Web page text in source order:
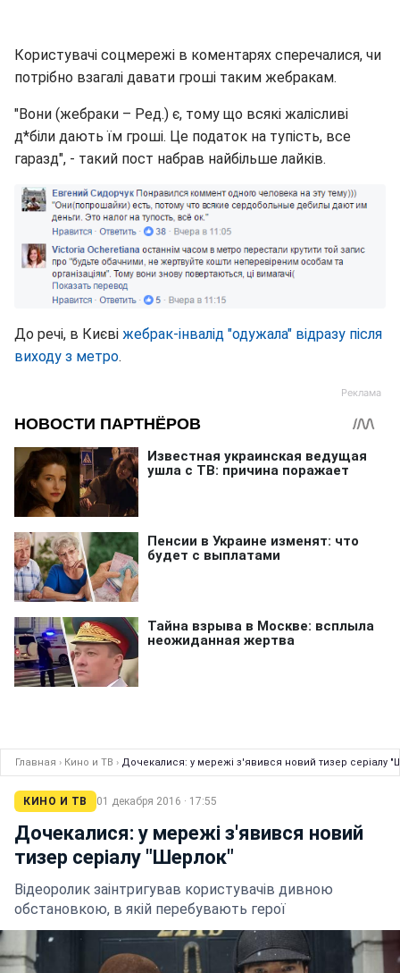
Користувачі соцмережі в коментарях сперечалися, чи
потрібно взагалі давати гроші таким жебракам.
"Вони (жебраки – Ред.) є, тому що всякі жалісливі
д*біли дають їм гроші. Це податок на тупість, все
гаразд", - такий пост набрав найбільше лайків.
До речі, в Києві жебрак-інвалід "одужала" відразу після
виходу з метро.
Главная › Кино и ТВ › Дочекалися: у мережі з'явився новий тизер серіалу
КИНО И ТВ 01 декабря 2016 · 17:55
Дочекалися: у мережі з'явився новий
тизер серіалу "Шерлок"
Відеоролик заінтригував користувачів дивною
обстановкою, в якій перебувають герої